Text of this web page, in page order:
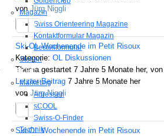
Magazin
Swiss Orienteering Magazine
Kontaktformular Magazin
Bestellformular
Stellen
BEREICHE
Marketing
Adressen
sCOOL
Swiss-O-Finder
Technik
vonJürg Niggli
2
Ski-OL Wochenende im Petit Risoux
Kategorie: OL Diskussionen
Thema gestartet 7 Jahre 5 Monate her, von
Letzter Beitrag 7 Jahre 5 Monate her
von Jürg Niggli
2
Ski-OL Wochenende im Petit Risoux